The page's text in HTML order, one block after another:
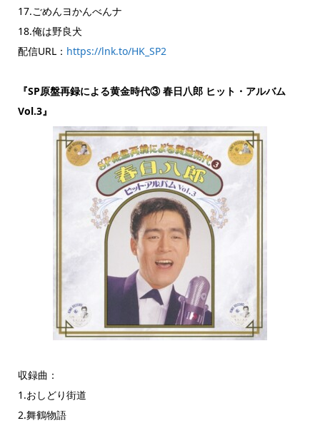
17.ごめんヨかんべんナ
18.俺は野良犬
配信URL： https://lnk.to/HK_SP2
『SP原盤再録による黄金時代③ 春日八郎 ヒット・アルバム
Vol.3』
収録曲：
1.おしどり街道
2.舞鶴物語